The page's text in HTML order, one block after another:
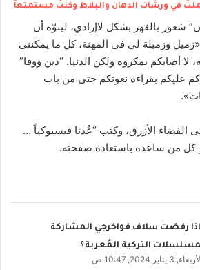
في ورشات الدهان والبلاط وكنتُ مستمتعاً
شعور بالقهر بشكل لاإرادي، لينوّه أن
وزميلة لي في المهنة، كل ما يمكنني
لا أصابكم بمكروه ولكن الدنيا. “دين ووفا”
عليكم بقراءة نعوتكم حتى من باب
الفضاء الأزرق، وكتب “عُدنا فيسبوكياً …
كل من ساعده باستعادة صفحته.
رفضت سلاف فواخرجي المشاركة
التركية المُعربة؟
3 يناير 2024, 10:47 ص